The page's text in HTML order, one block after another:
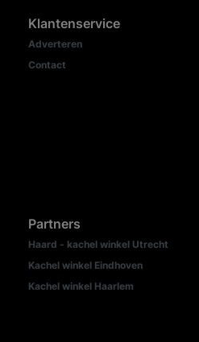
Klantenservice
Adverteren
Contact
Partners
Haard - kachel winkel Utrecht
Kachel winkel Eindhoven
Kachel winkel Haarlem